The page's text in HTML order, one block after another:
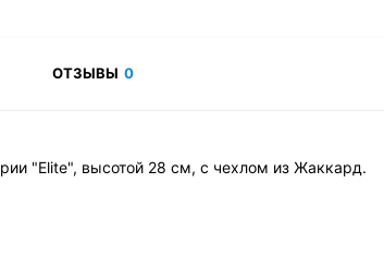
ОТЗЫВЫ 0
"Elite", высотой 28 см, с чехлом из Жаккард.